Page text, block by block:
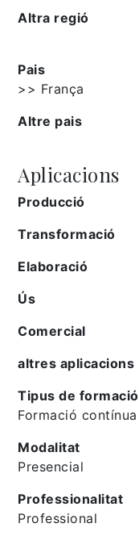
Altra regió
Pais
>> França
Altre pais
Aplicacions
Producció
Transformació
Elaboració
Ús
Comercial
altres aplicacions
Tipus de formació
Formació contínua
Modalitat
Presencial
Professionalitat
Professional